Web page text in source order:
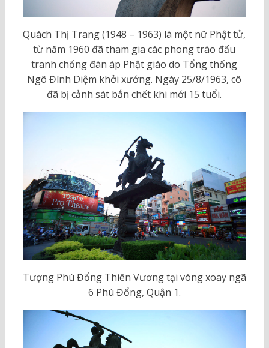
Quách Thị Trang (1948 – 1963) là một nữ Phật tử,
từ năm 1960 đã tham gia các phong trào đấu
tranh chống đàn áp Phật giáo do Tổng thống
Ngô Đình Diệm khởi xướng. Ngày 25/8/1963, cô
đã bị cảnh sát bắn chết khi mới 15 tuổi.
Tượng Phù Đổng Thiên Vương tại vòng xoay ngã
6 Phù Đổng, Quận 1.